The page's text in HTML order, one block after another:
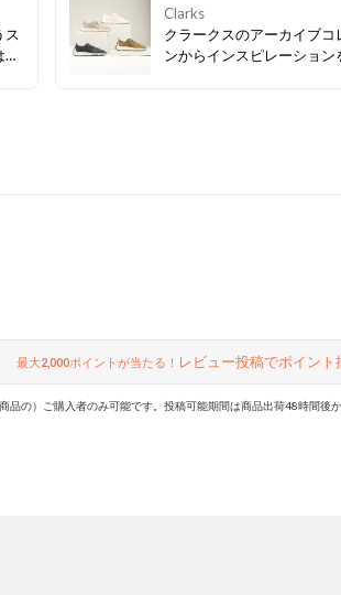
りな軽量の厚底ソールで気
UP！
ス
Clarks
クラークスのアーカイブコ
ンからインスピレーション
最大2,000ポイントが当たる！ レビュー投稿でポイント
品の）ご購入者のみ可能です。投稿可能期間は商品出荷48時間後